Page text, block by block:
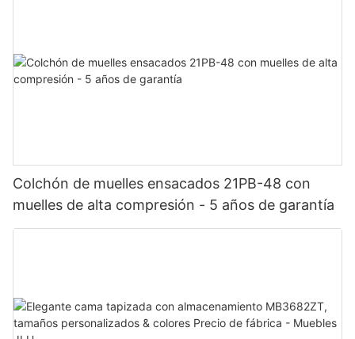
Colchón de muelles ensacados 21PB-48 con
muelles de alta compresión - 5 años de garantía